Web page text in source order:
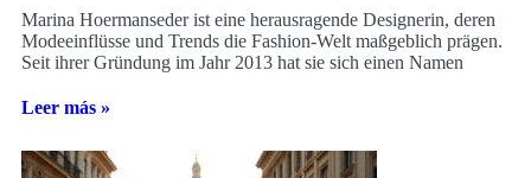
Marina Hoermanseder ist eine herausragende Designerin, deren
Modeeinflüsse und Trends die Fashion-Welt maßgeblich prägen.
Seit ihrer Gründung im Jahr 2013 hat sie sich einen Namen
Leer más »